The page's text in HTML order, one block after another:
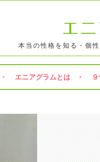
エ
本当の性格を知る・個
エニアグラムとは